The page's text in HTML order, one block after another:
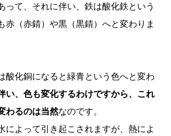
って、それに伴い、鉄は酸化鉄という
赤（赤錆）や黒（黒錆）へと変わりま
化銅になると緑青という色へと変わ
い、色も変化するわけですから、これ
わるのは当然なのです。
よって引き起こされますが、熱によ